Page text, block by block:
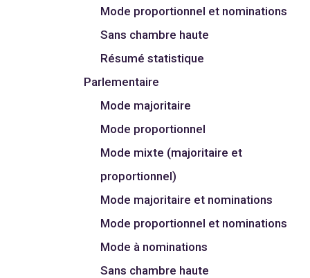
Mode proportionnel et nominations
Sans chambre haute
Résumé statistique
Parlementaire
Mode majoritaire
Mode proportionnel
Mode mixte (majoritaire et
proportionnel)
Mode majoritaire et nominations
Mode proportionnel et nominations
Mode à nominations
Sans chambre haute